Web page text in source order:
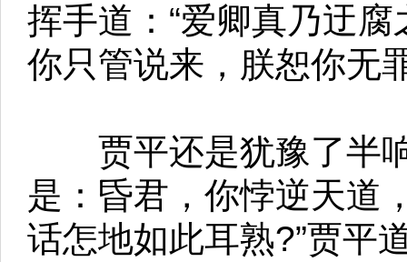
挥手道：“爱卿真乃迂
你只管说来，朕恕你无
贾平还是犹豫了半响
是：昏君，你悖逆天道
话怎地如此耳熟?”贾平